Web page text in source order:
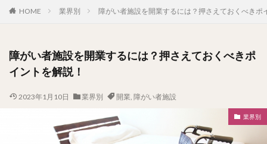
HOME 業界別 障がい者施設を開業するには？押さえておくべきポ
障がい者施設を開業するには？押さえておくべきポ
イントを解説！
2023年1月10日 業界別 開業, 障がい者施設
業界別